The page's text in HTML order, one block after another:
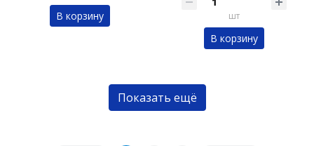
В корзину шт
В корзину
Показать ещё